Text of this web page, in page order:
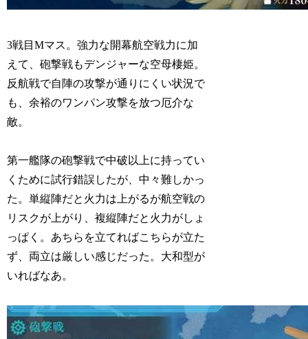
3戦目Mマス。強力な開幕航空戦力に加
えて、砲撃戦もデンジャーな空母棲姫。
反航戦で自陣の攻撃が通りにくい状況で
も、余裕のワンパン攻撃を放つ厄介な
敵。
第一艦隊の砲撃戦で中破以上に持ってい
くために試行錯誤したが、中々難しかっ
た。単縦陣だと火力は上がるが航空戦の
リスクが上がり、複縦陣だと火力がしょ
っぱく。あちらを立てればこちらが立た
ず、両立は厳しい感じだった。大和型が
いればなあ。